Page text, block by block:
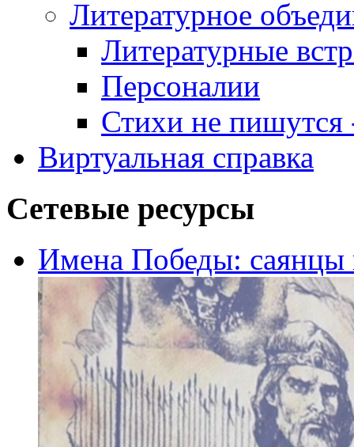
Литературное
Литературные
Персоналии
Стихи не пишутся
Виртуальная справка
Сетевые ресурсы
Имена Победы: саянцы